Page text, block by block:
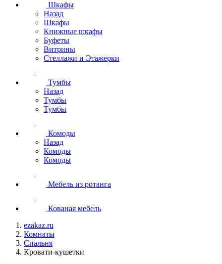
Шкафы
Назад
Шкафы
Книжные шкафы
Буфеты
Витрины
Стеллажи и Этажерки
Тумбы
Назад
Тумбы
Тумбы
Комоды
Назад
Комоды
Комоды
Мебель из ротанга
Кованая мебель
ezakaz.ru
Комнаты
Спальня
Кровати-кушетки